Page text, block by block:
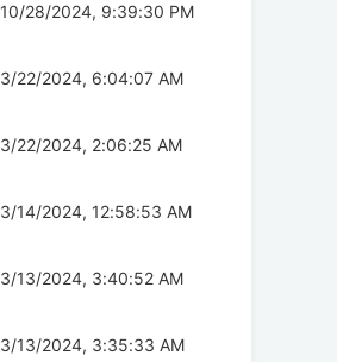
10/28/2024, 9:39:30 PM
3/22/2024, 6:04:07 AM
3/22/2024, 2:06:25 AM
3/14/2024, 12:58:53 AM
3/13/2024, 3:40:52 AM
3/13/2024, 3:35:33 AM